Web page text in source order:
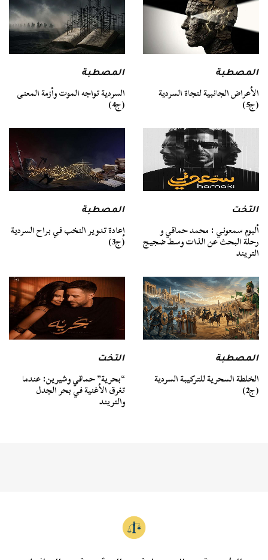
المصطبة
الأعراض الجانبية لنجاة السردية
(ج5)
المصطبة
السردية تواجه الموت وأزمة المعنى
(ج4)
التخت
ألبوم سمعوني : محمد حماقي و
رحلة البحث عن الذات وسط ضجيج
التريند
المصطبة
إعادة تدوير النخب في براح السردية
(ج3)
المصطبة
الخلطة السحرية للتركيبة السردية
(ج2)
التخت
“بحرية” حماقي وشيرين: عندما
تغرق الأغنية في بحر الجدل
والتريند